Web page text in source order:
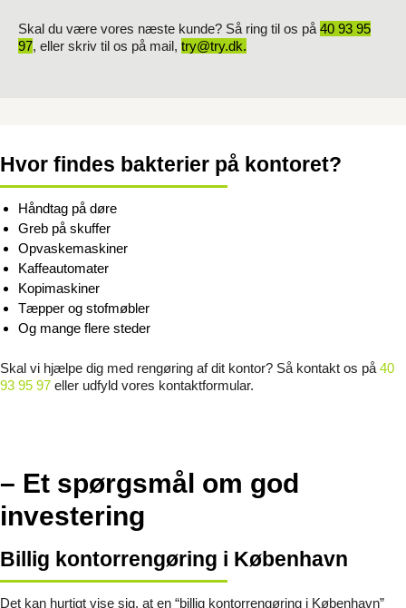
Skal du være vores næste kunde? Så ring til os på 40 93 95
97, eller skriv til os på mail, try@try.dk.
Hvor findes bakterier på kontoret?
Håndtag på døre
Greb på skuffer
Opvaskemaskiner
Kaffeautomater
Kopimaskiner
Tæpper og stofmøbler
Og mange flere steder
Skal vi hjælpe dig med rengøring af dit kontor? Så kontakt os på 40
93 95 97 eller udfyld vores kontaktformular.
– Et spørgsmål om god
investering
Billig kontorrengøring i København
Det kan hurtigt vise sig, at en “billig kontorrengøring i København”